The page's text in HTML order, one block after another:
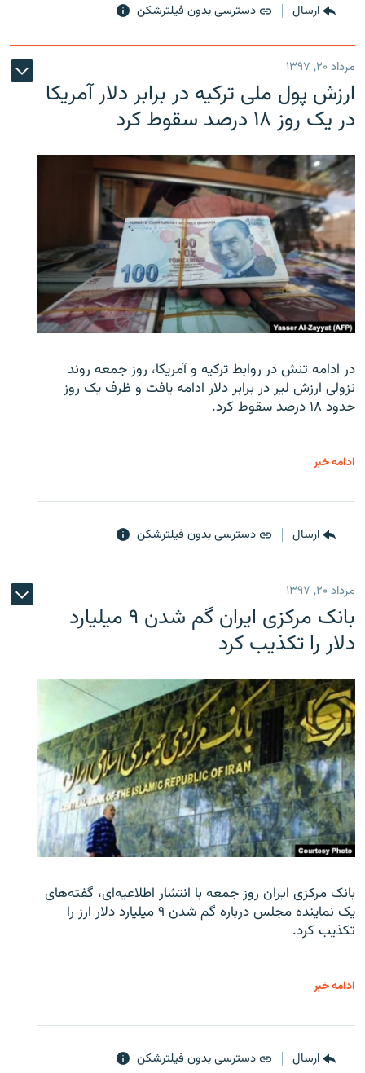
ارسال دسترسی بدون فیلترشکن
مرداد ۲۰, ۱۳۹۷
ارزش پول ملی ترکیه در برابر دلار آمریکا
در یک روز ۱۸ درصد سقوط کرد
در ادامه تنش در روابط ترکیه و آمریکا، روز جمعه روند
نزولی ارزش لیر در برابر دلار ادامه یافت و ظرف یک روز
حدود ۱۸ درصد سقوط کرد.
ادامه خبر
ارسال دسترسی بدون فیلترشکن
مرداد ۲۰, ۱۳۹۷
بانک مرکزی ایران گم شدن ۹ میلیارد
دلار را تکذیب کرد
بانک مرکزی ایران روز جمعه با انتشار اطلاعیه‌ای، گفته‌های
یک نماینده مجلس درباره گم شدن ۹ میلیارد دلار ارز را
تکذیب کرد.
ادامه خبر
ارسال دسترسی بدون فیلترشکن